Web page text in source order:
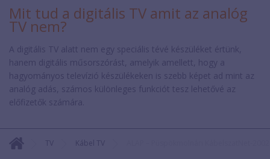
Mit tud a digitális TV amit az analóg
TV nem?
A digitális TV alatt nem egy speciális tévé készüléket értünk,
hanem digitális műsorszórást, amelyik amellett, hogy a
hagyományos televízió készülékeken is szebb képet ad mint az
analóg adás, számos különleges funkciót tesz lehetővé az
előfizetők számára.
TV Kábel TV